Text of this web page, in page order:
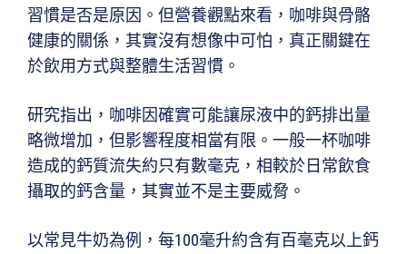
習慣是否是原因。但營養觀點來看，咖啡與骨骼
健康的關係，其實沒有想像中可怕，真正關鍵在
於飲用方式與整體生活習慣。
研究指出，咖啡因確實可能讓尿液中的鈣排出量
略微增加，但影響程度相當有限。一般一杯咖啡
造成的鈣質流失約只有數毫克，相較於日常飲食
攝取的鈣含量，其實並不是主要威脅。
以常見牛奶為例，每100毫升約含有百毫克以上鈣